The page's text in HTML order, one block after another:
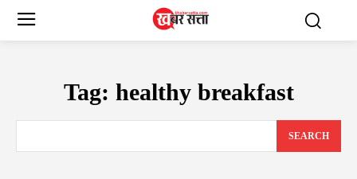
Tag: healthy breakfast
SEARCH